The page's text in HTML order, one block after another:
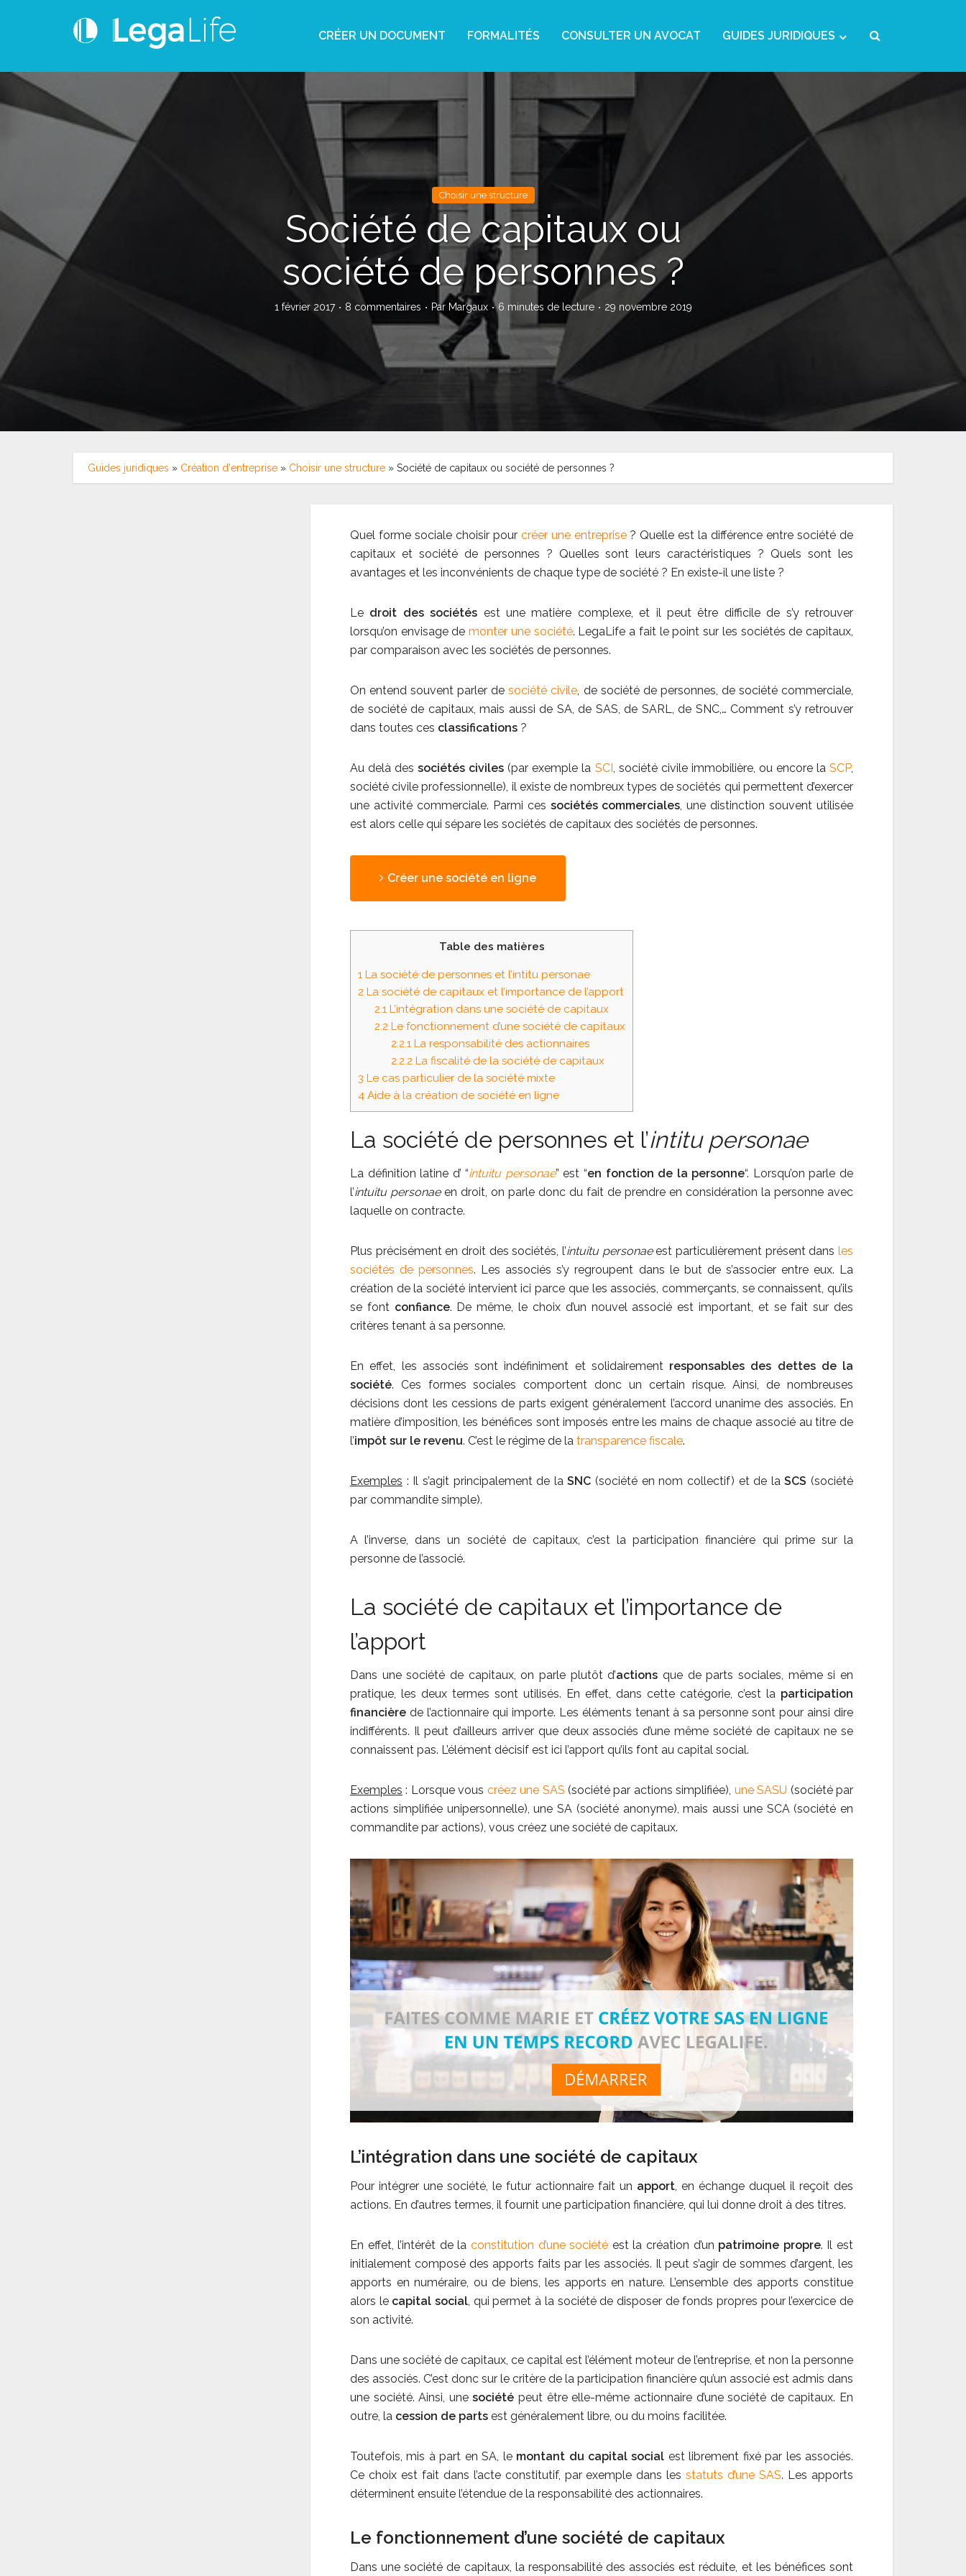
CRÉER UN DOCUMENT FORMALITÉS CONSULTER UN AVOCAT GUIDES JURIDIQUES
Choisir une structure
Société de capitaux ou
société de personnes ?
1 février 2017 8 commentaires Par Margaux 6 minutes de lecture 29 novembre 2019
Guides juridiques » Création d'entreprise » Choisir une structure » Société de capitaux ou société de personnes ?
Quel forme sociale choisir pour créer une entreprise? Quelle est la différence entre société de
capitaux et société de personnes ? Quelles sont leurs caractéristiques ? Quels sont les
avantages et les inconvénients de chaque type de société ? En existe-il une liste ?
Le droit des sociétés est une matière complexe, et il peut être difficile de s’y retrouver
lorsqu’on envisage demonter une société. LegaLife a fait le point sur les sociétés de capitaux,
par comparaison avec les sociétés de personnes.
On entend souvent parler desociété civile, de société de personnes, de société commerciale,
de société de capitaux, mais aussi de SA, de SAS, de SARL, de SNC,… Comment s’y retrouver
dans toutes ces classifications ?
Au delà dessociétés civiles (par exemple la SCI, société civile immobilière, ou encore laSCP,
société civile professionnelle), il existe de nombreux types de sociétés qui permettent d’exercer
une activité commerciale. Parmi ces sociétés commerciales, une distinction souvent utilisée
est alors celle qui sépare les sociétés de capitaux des sociétés de personnes.
Créer une société en ligne
Table des matières
1 La société de personnes et l’intitu personae
2 La société de capitaux et l’importance de l’apport
2.1L’intégration dans une société de capitaux
2.2Le fonctionnement d’une société de capitaux
2.2.1La responsabilité des actionnaires
2.2.2La fiscalité de la société de capitaux
3 Le cas particulier de la société mixte
4 Aide à la création de société en ligne
La société de personnes et l’intitu personae
La définition latine d’ “intuitu personae” est “en fonction de la personne“. Lorsqu’on parle de
l’intuitu personaeen droit, on parle donc du fait de prendre en considération la personne avec
laquelle on contracte.
Plus précisément en droit des sociétés, l’intuitu personaeest particulièrement présent dansles
sociétés de personnes. Les associés s’y regroupent dans le but de s’associer entre eux. La
création de la société intervient ici parce que les associés, commerçants, se connaissent, qu’ils
se font confiance. De même, le choix d’un nouvel associé est important, et se fait sur des
critères tenant à sa personne.
En effet, les associés sont indéfiniment et solidairement responsables des dettes de la
société. Ces formes sociales comportent donc un certain risque. Ainsi, de nombreuses
décisions dont les cessions de parts exigent généralement l’accord unanime des associés. En
matière d’imposition, les bénéfices sont imposés entre les mains de chaque associé au titre de
l’impôt sur le revenu. C’est le régime de la transparence fiscale.
Exemples : Il s’agit principalement de laSNC (société en nom collectif) et de laSCS (société
par commandite simple).
A l’inverse, dans un société de capitaux, c’est la participation financière qui prime sur la
personne de l’associé.
La société de capitaux et l’importance de
l’apport
Dans une société de capitaux, on parle plutôt d’actions que de parts sociales, même si en
pratique, les deux termes sont utilisés. En effet, dans cette catégorie, c’est la participation
financière de l’actionnaire qui importe. Les éléments tenant à sa personne sont pour ainsi dire
indifférents. Il peut d’ailleurs arriver que deux associés d’une même société de capitaux ne se
connaissent pas. L’élément décisif est ici l’apport qu’ils font au capital social.
Exemples : Lorsque vous créez une SAS (société par actions simplifiée), une SASU (société par
actions simplifiée unipersonnelle), une SA (société anonyme), mais aussi une SCA (société en
commandite par actions), vous créez une société de capitaux.
L’intégration dans une société de capitaux
Pour intégrer une société, le futur actionnaire fait un apport , en échange duquel il reçoit des
actions. En d’autres termes, il fournit une participation financière, qui lui donne droit à des titres.
En effet, l’intérêt de la constitution d’une société est la création d’un patrimoine propre. Il est
initialement composé des apports faits par les associés. Il peut s’agir de sommes d’argent, les
apports en numéraire, ou de biens, les apports en nature. L’ensemble des apports constitue
alors le capital social , qui permet à la société de disposer de fonds propres pour l’exercice de
son activité.
Dans une société de capitaux, ce capital est l’élément moteur de l’entreprise, et non la personne
des associés. C’est donc sur le critère de la participation financière qu’un associé est admis dans
une société. Ainsi, unesociété peut être elle-même actionnaire d’une société de capitaux. En
outre, la cession de parts est généralement libre, ou du moins facilitée.
Toutefois, mis à part en SA, le montant du capital social est librement fixé par les associés.
Ce choix est fait dans l’acte constitutif, par exemple dans lesstatuts d’une SAS. Les apports
déterminent ensuite l’étendue de la responsabilité des actionnaires.
Le fonctionnement d’une société de capitaux
Dans une société de capitaux, la responsabilité des associés est réduite, et les bénéfices sont